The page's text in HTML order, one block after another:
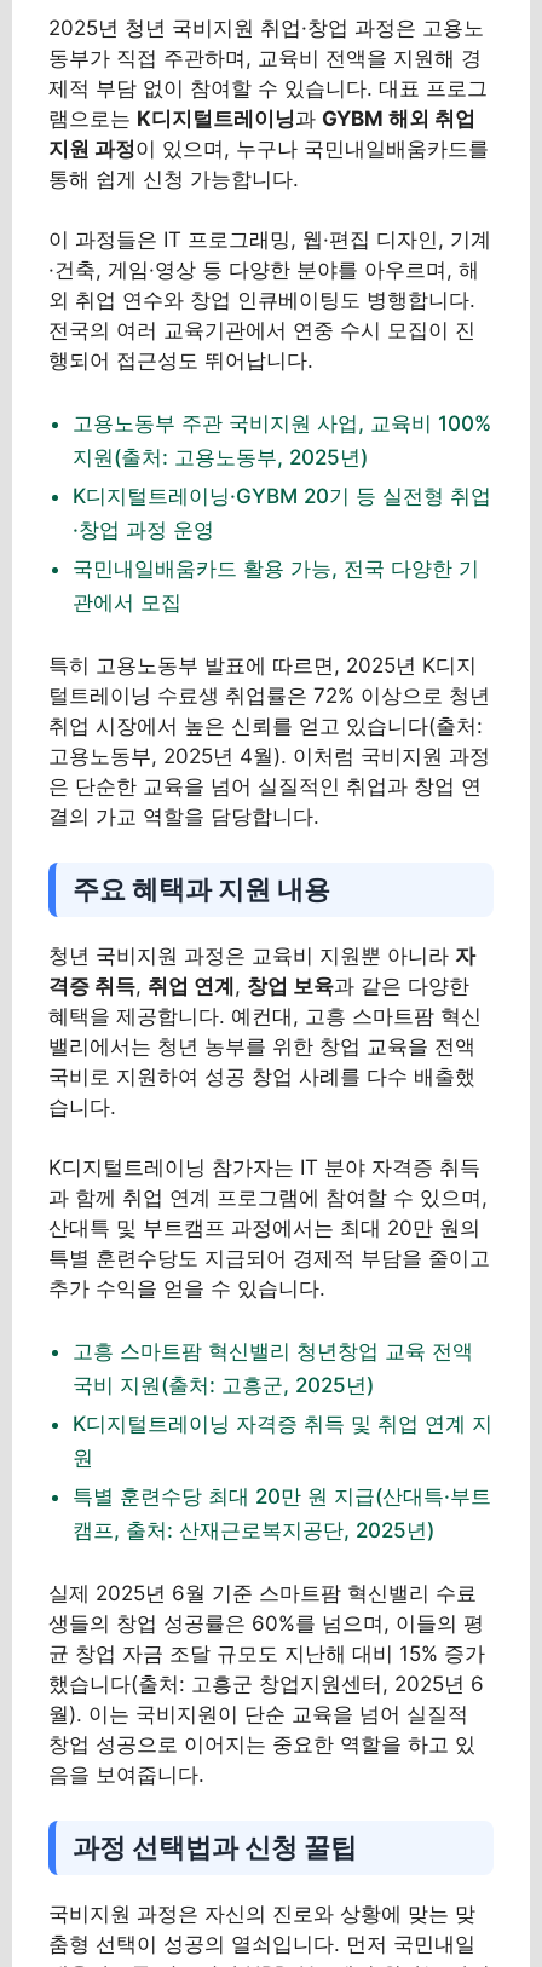
2025년 청년 국비지원 취업·창업 과정은 고용노
동부가 직접 주관하며, 교육비 전액을 지원해 경
제적 부담 없이 참여할 수 있습니다. 대표 프로그
램으로는 K디지털트레이닝과 GYBM 해외 취업
지원 과정이 있으며, 누구나 국민내일배움카드를
통해 쉽게 신청 가능합니다.
이 과정들은 IT 프로그래밍, 웹·편집 디자인, 기계
·건축, 게임·영상 등 다양한 분야를 아우르며, 해
외 취업 연수와 창업 인큐베이팅도 병행합니다.
전국의 여러 교육기관에서 연중 수시 모집이 진
행되어 접근성도 뛰어납니다.
고용노동부 주관 국비지원 사업, 교육비 100%
지원(출처: 고용노동부, 2025년)
K디지털트레이닝·GYBM 20기 등 실전형 취업
·창업 과정 운영
국민내일배움카드 활용 가능, 전국 다양한 기
관에서 모집
특히 고용노동부 발표에 따르면, 2025년 K디지
털트레이닝 수료생 취업률은 72% 이상으로 청년
취업 시장에서 높은 신뢰를 얻고 있습니다(출처:
고용노동부, 2025년 4월). 이처럼 국비지원 과정
은 단순한 교육을 넘어 실질적인 취업과 창업 연
결의 가교 역할을 담당합니다.
주요 혜택과 지원 내용
청년 국비지원 과정은 교육비 지원뿐 아니라 자
격증 취득, 취업 연계, 창업 보육과 같은 다양한
혜택을 제공합니다. 예컨대, 고흥 스마트팜 혁신
밸리에서는 청년 농부를 위한 창업 교육을 전액
국비로 지원하여 성공 창업 사례를 다수 배출했
습니다.
K디지털트레이닝 참가자는 IT 분야 자격증 취득
과 함께 취업 연계 프로그램에 참여할 수 있으며,
산대특 및 부트캠프 과정에서는 최대 20만 원의
특별 훈련수당도 지급되어 경제적 부담을 줄이고
추가 수익을 얻을 수 있습니다.
고흥 스마트팜 혁신밸리 청년창업 교육 전액
국비 지원(출처: 고흥군, 2025년)
K디지털트레이닝 자격증 취득 및 취업 연계 지
원
특별 훈련수당 최대 20만 원 지급(산대특·부트
캠프, 출처: 산재근로복지공단, 2025년)
실제 2025년 6월 기준 스마트팜 혁신밸리 수료
생들의 창업 성공률은 60%를 넘으며, 이들의 평
균 창업 자금 조달 규모도 지난해 대비 15% 증가
했습니다(출처: 고흥군 창업지원센터, 2025년 6
월). 이는 국비지원이 단순 교육을 넘어 실질적
창업 성공으로 이어지는 중요한 역할을 하고 있
음을 보여줍니다.
과정 선택법과 신청 꿀팁
국비지원 과정은 자신의 진로와 상황에 맞는 맞
춤형 선택이 성공의 열쇠입니다. 먼저 국민내일